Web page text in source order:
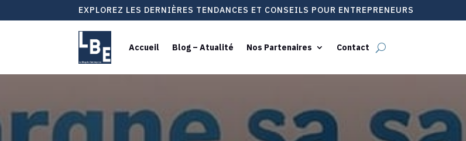
EXPLOREZ LES DERNIÈRES TENDANCES ET CONSEILS POUR ENTREPRENEURS
Accueil Blog – Atualité Nos Partenaires Contact